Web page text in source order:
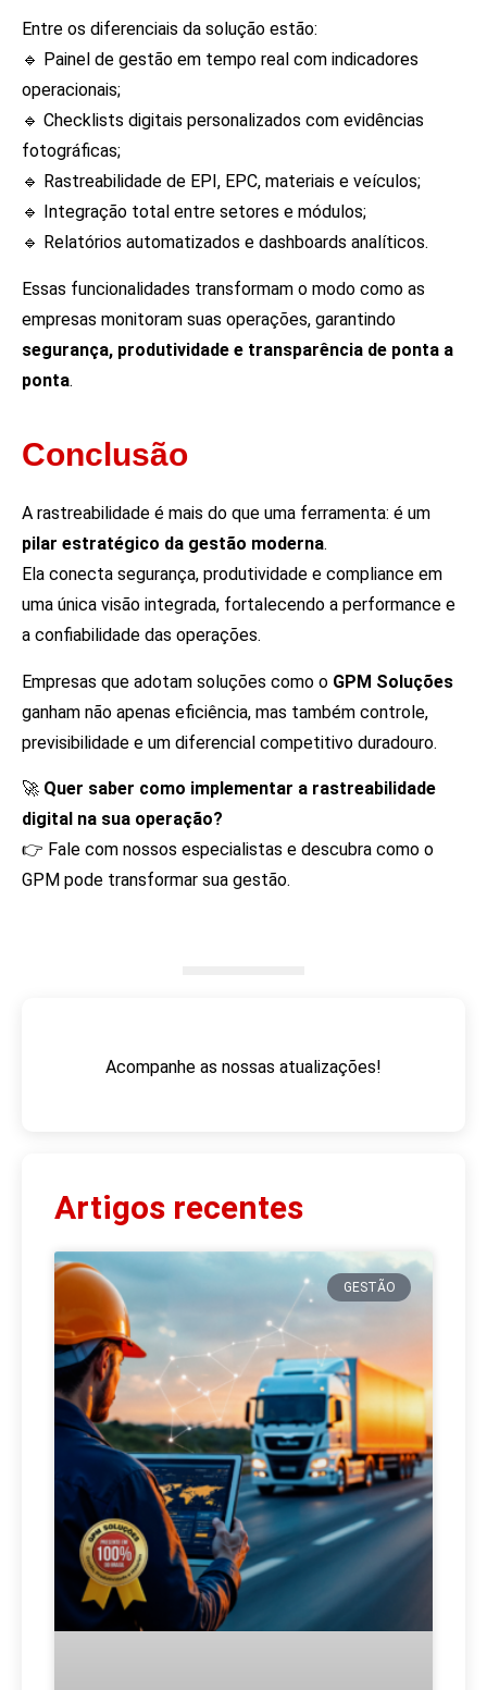
Entre os diferenciais da solução estão:
🔹 Painel de gestão em tempo real com indicadores
operacionais;
🔹 Checklists digitais personalizados com evidências
fotográficas;
🔹 Rastreabilidade de EPI, EPC, materiais e veículos;
🔹 Integração total entre setores e módulos;
🔹 Relatórios automatizados e dashboards analíticos.
Essas funcionalidades transformam o modo como as
empresas monitoram suas operações, garantindo
segurança, produtividade e transparência de ponta a
ponta.
Conclusão
A rastreabilidade é mais do que uma ferramenta: é um
pilar estratégico da gestão moderna.
Ela conecta segurança, produtividade e compliance em
uma única visão integrada, fortalecendo a performance e
a confiabilidade das operações.
Empresas que adotam soluções como o GPM Soluções
ganham não apenas eficiência, mas também controle,
previsibilidade e um diferencial competitivo duradouro.
🚀 Quer saber como implementar a rastreabilidade
digital na sua operação?
👉 Fale com nossos especialistas e descubra como o
GPM pode transformar sua gestão.
Acompanhe as nossas atualizações!
Artigos recentes
GESTÃO